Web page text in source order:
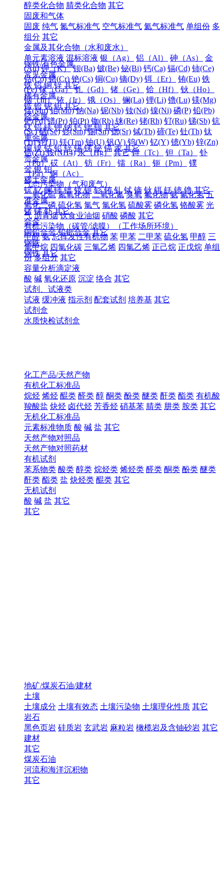
醇类化合物 腈类化合物 其它
固废和气体
固废 纯气 氮气标准气 空气标准气 氦气标准气 单组份 多
组分 其它
金属及其化合物（水和废水）
单元素溶液 混标溶液 银（Ag） 铝（Al） 砷（As）
金
(Au) 钾（K） 钡(Ba) 铍(Be) 铋(Bi) 钙(Ca) 镉(Cd) 铈(Ce)
钴(Co) 铬(Cr) 铯(Cs) 铜(Cu) 镝(Dy) 铒（Er） 铕(Eu) 铁
(Fe) 镓（Ga） 钆（Gd） 锗（Ge） 铪（Hf）
钬（Ho）
铟（In） 铱（Ir） 锇（Os） 镧(La) 锂(Li) 镥(Lu) 镁(Mg)
锰(Mn) 钼(Mo) 钠(Na) 铌(Nb) 钕(Nd) 镍(Ni) 磷(P) 铅(Pb)
钯(Pd) 镨(Pr) 铂(Pt) 铷(Rb) 铼(Re) 铑(Rh) 钌(Ru) 锑(Sb) 钪
(Sc) 硒(Se) 钐(Sm) 锡(Sn) 锶(Sr) 铽(Tb) 碲(Te) 钍(Th) 钛
(Ti) 铊(Tl) 铥(Tm) 铀(U) 钒(V) 钨(W) 钇(Y) 镱(Yb) 锌(Zn)
锆(Zr) 铵(NH4) 汞（Hg） 其它 锝（Tc） 钽（Ta）
钋
（Po） 砹（At） 钫（Fr） 镭（Ra） 钷（Pm）
镤
（Pa） 锕（Ac）
气态污染物（气和废气）
二氧化硫 氮氧化物 二氧化氮 臭氧 氟化物 氨 氰化氢 五
氧化二磷 硫化氢 氯气 氯化氢 硫酸雾 磷化氢 铬酸雾 光
气 沥青烟 饮食业油烟 硝酸 磷酸 其它
有机污染物（碳管/滤膜）（工作场所环境）
甲醛 氨 总挥发性有机物 苯 甲苯 二甲苯 硫化氢 甲醇 三
氯甲烷 四氯化碳 三氯乙烯 四氯乙烯 正己烷 正戊烷 单组
份 多组分 其它
容量分析滴定液
酸 碱 氧化还原 沉淀 络合 其它
试剂、试液类
试液 缓冲液 指示剂 配套试剂 培养基 其它
试剂盒
水质快检试剂盒
钢铁/有色金属
常见金属
铁 铝 铜 锌 其它
稀有金属
锆 铪 铌 钽 其它
轻金属
钛 铝 镁 钾 钠 钙 锶 钡 其它
重金属
铜 镍 钴 铅 锌 锡 锑 铋 镉 汞 其它
贵金属
金 银 铂
稀土金属
钪 钇 镧 铈 镨 钕 钷 钐 铕 钆 铽 镝 钬 铒 铥 镱 镥 其它
准金属
锗 锑 钋 其它
合金
铜铅合金 铅钯合金 其它
钢铁
钢铁 其它
化工产品/天然产物
有机化工标准品
烷烃 烯烃 醌类 醛类 醇 酮类 酚类 醚类 酐类 酯类 有机酸
羧酸盐 炔烃 卤代烃 芳香烃 硝基苯 腈类 肼类 胺类 其它
无机化工标准品
元素标准物质 酸 碱 盐 其它
天然产物对照品
天然产物对照药材
有机试剂
苯系物类 酸类 醇类 烷烃类 烯烃类 醛类 酮类 酚类 醚类
酐类 酯类 盐 炔烃类 醌类 其它
无机试剂
酸 碱 盐 其它
其它
地矿/煤炭石油/建材
土壤
土壤成分 土壤有效态 土壤污染物 土壤理化性质 其它
岩石
黑色页岩 硅质岩 玄武岩 麻粒岩 橄榄岩及含铀砂岩 其它
建材
其它
煤炭石油
河流和海洋沉积物
其它